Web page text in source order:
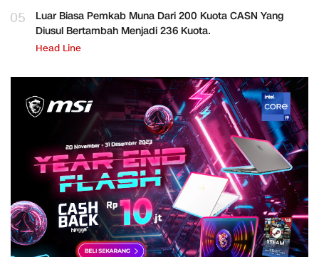
05
Luar Biasa Pemkab Muna Dari 200 Kuota CASN Yang
Diusul Bertambah Menjadi 236 Kuota.
Head Line